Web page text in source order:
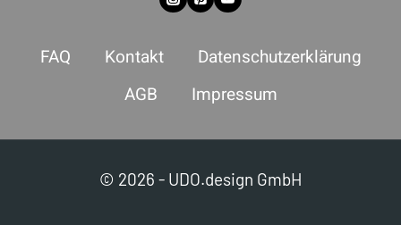
FAQ Kontakt
Datenschutzerklärung
AGB
Impressum
© 2026 - UDO.design GmbH